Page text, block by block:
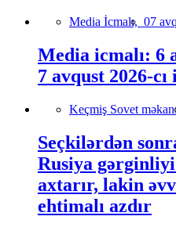
Media İcmalı, 07
Media icmalı: 6
7 avqust 2026-
Keçmiş Sovet
Seçkilərdən
Rusiya gərginliyi
axtarır, lakin
ehtimalı azdır